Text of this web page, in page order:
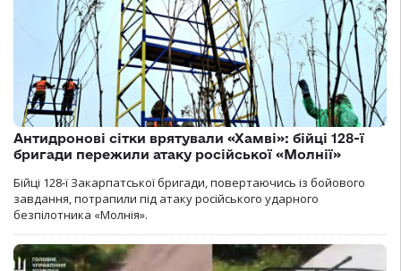
Антидронові сітки врятували «Хамві»: бійці 128-ї
бригади пережили атаку російської «Молнії»
Бійці 128-ї Закарпатської бригади, повертаючись із бойового
завдання, потрапили під атаку російського ударного
безпілотника «Молнія».